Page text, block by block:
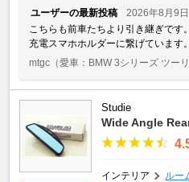
ユーザーの最新投稿
2026年8月9日
こちらも前車たちより引き継ぎです
充電スマホホルダーに繋げています。
mtgc （愛車：BMW 3シリーズ ツーリ
Studie
Wide Angle
インテリア ルー